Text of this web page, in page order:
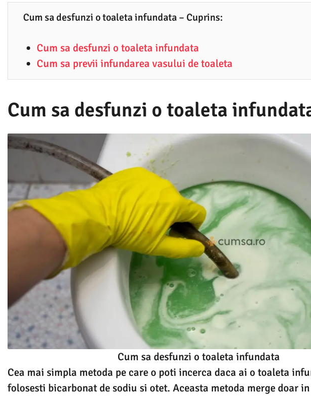
1
Cum sa desfunzi o toaleta infundata – Cuprins:
Cum sa desfunzi o toaleta infundata
Cum sa previi infundarea vasului de toaleta
Cum sa desfunzi o toaleta
Cum sa desfunzi o toaleta infundata
Cea mai simpla metoda pe care o poti incerca daca ai o toaleta
folosesti bicarbonat de sodiu si otet. Aceasta metoda merge doar